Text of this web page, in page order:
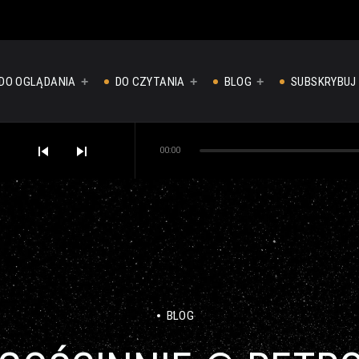
OGLĄDANIA DO CZYTANIA BLOG SUBSKRYBUJ
skip_previous skip_next 00:00
BLOG